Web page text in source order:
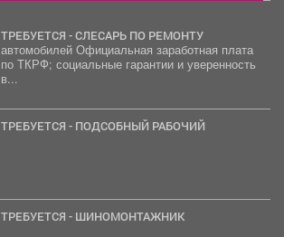
ТРЕБУЕТСЯ - СЛЕСАРЬ ПО РЕМОНТУ
автомобилей Официальная заработная плата
по ТКРФ; социальные гарантии и уверенность
в...
ТРЕБУЕТСЯ - ПОДСОБНЫЙ РАБОЧИЙ
ТРЕБУЕТСЯ - ШИНОМОНТАЖНИК